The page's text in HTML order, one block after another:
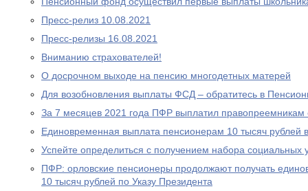
Пресс-релиз 10.08.2021
Пресс-релизы 16.08.2021
Вниманию страхователей!
О досрочном выходе на пенсию многодетных матерей
Для возобновления выплаты ФСД – обратитесь в
За 7 месяцев 2021 года ПФР выплатил
Единовременная выплата пенсионерам 10 тысяч рублей
Успейте определиться с получением набора социальных
ПФР: орловские пенсионеры продолжают получать
10 тысяч рублей по Указу Президента